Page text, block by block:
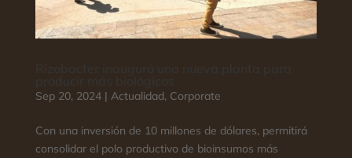
Sep 20, 2024| Actualidad, Corporate
Con una inversión de 10 millones de dólares, permitirá
consolidar el polo productivo de bioinsumos más